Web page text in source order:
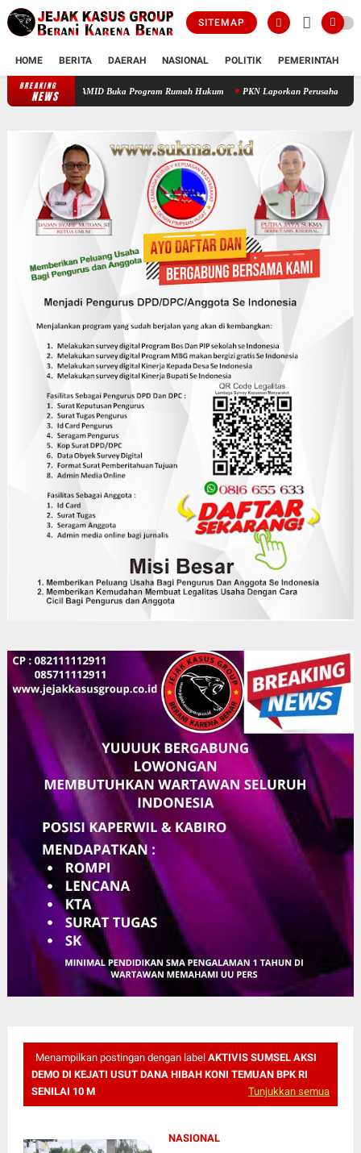
SITEMAP
HOME BERITA DAERAH NASIONAL POLITIK PEMERINTAH
BREAKING
NEWS Prof Sutan Nasomal Dorong Pendidikan Advokat Muda, PAMID Buka
Menampilkan postingan dengan label AKTIVIS SUMSEL AKSI
DEMO DI KEJATI USUT DANA HIBAH KONI TEMUAN BPK RI
SENILAI 10 M
Tunjukkan semua
NASIONAL